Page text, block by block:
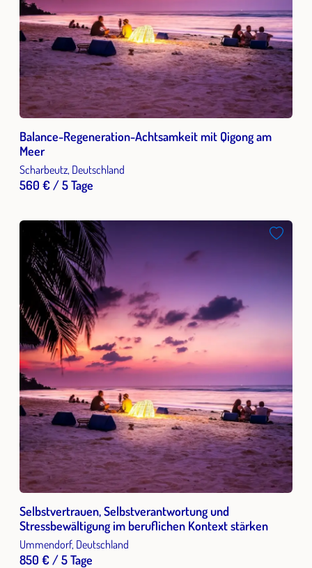
Balance-Regeneration-Achtsamkeit mit Qigong am
Meer
Scharbeutz, Deutschland
560 € / 5 Tage
Selbstvertrauen, Selbstverantwortung und
Stressbewältigung im beruflichen Kontext stärken
Ummendorf, Deutschland
850 € / 5 Tage